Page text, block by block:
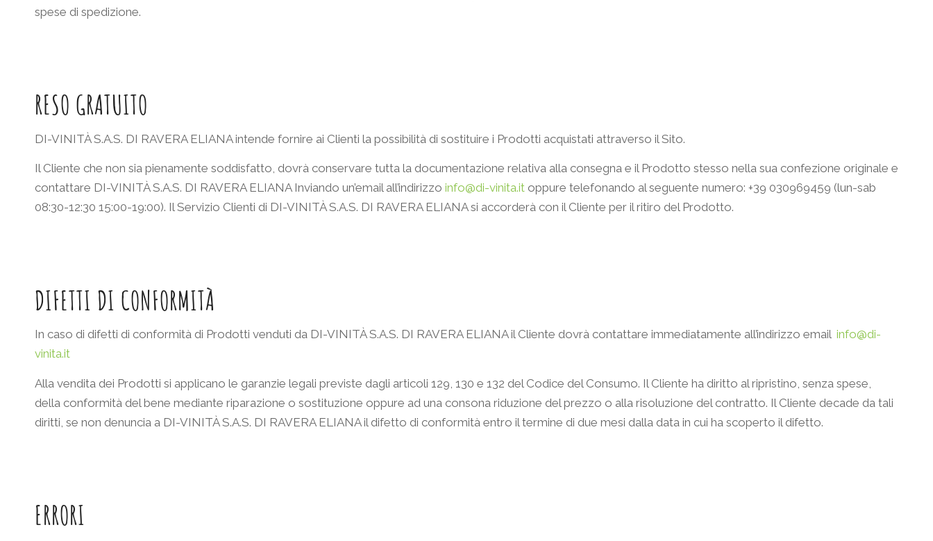
spese di spedizione.
RESO GRATUITO
DI-VINITÀ S.A.S. DI RAVERA ELIANA intende fornire ai Clienti la possibilità di sostituire i Prodotti acquistati attraverso il Sito.
Il Cliente che non sia pienamente soddisfatto, dovrà conservare tutta la documentazione relativa alla consegna e il Prodotto stesso nella sua confezione originale e
contattare DI-VINITÀ S.A.S. DI RAVERA ELIANA Inviando un’email all’indirizzo info@di-vinita.it oppure telefonando al seguente numero: +39 030969459 (lun-sab
08:30-12:30 15:00-19:00). Il Servizio Clienti di DI-VINITÀ S.A.S. DI RAVERA ELIANA si accorderà con il Cliente per il ritiro del Prodotto.
DIFETTI DI CONFORMITÀ
In caso di difetti di conformità di Prodotti venduti da DI-VINITÀ S.A.S. DI RAVERA ELIANA il Cliente dovrà contattare immediatamente all’indirizzo email info@di-
vinita.it
Alla vendita dei Prodotti si applicano le garanzie legali previste dagli articoli 129, 130 e 132 del Codice del Consumo. Il Cliente ha diritto al ripristino, senza spese,
della conformità del bene mediante riparazione o sostituzione oppure ad una consona riduzione del prezzo o alla risoluzione del contratto. Il Cliente decade da tali
diritti, se non denuncia a DI-VINITÀ S.A.S. DI RAVERA ELIANA il difetto di conformità entro il termine di due mesi dalla data in cui ha scoperto il difetto.
ERRORI